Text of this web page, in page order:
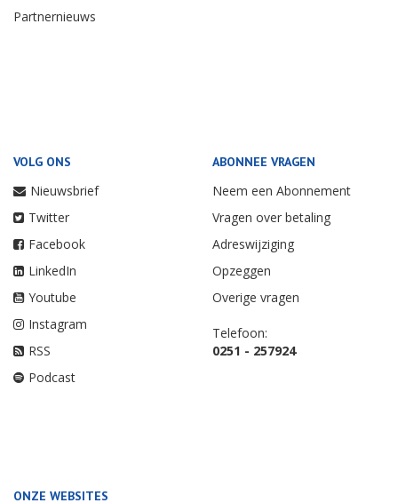
Partnernieuws
VOLG ONS
Nieuwsbrief
Twitter
Facebook
LinkedIn
Youtube
Instagram
RSS
Podcast
ABONNEE VRAGEN
Neem een Abonnement
Vragen over betaling
Adreswijziging
Opzeggen
Overige vragen
Telefoon:
0251 - 257924
ONZE WEBSITES